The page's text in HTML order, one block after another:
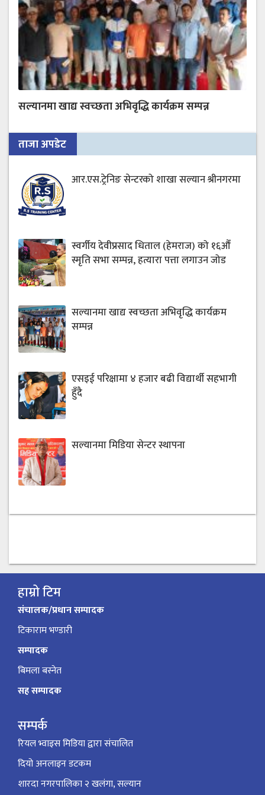
सल्यानमा खाद्य स्वच्छता अभिवृद्धि कार्यक्रम सम्पन्न
ताजा अपडेट
आर.एस.ट्रेनिङ सेन्टरको शाखा सल्यान श्रीनगरमा
स्वर्गीय देवीप्रसाद धिताल (हेमराज) को १६औँ
स्मृति सभा सम्पन्न, हत्यारा पत्ता लगाउन जोड
सल्यानमा खाद्य स्वच्छता अभिवृद्धि कार्यक्रम
सम्पन्न
एसइई परिक्षामा ४ हजार बढी विद्यार्थी सहभागी
हुँदै
सल्यानमा मिडिया सेन्टर स्थापना
हाम्रो टिम
संचालक/प्रधान सम्पादक
टिकाराम भण्डारी
सम्पादक
बिमला बस्नेत
सह सम्पादक
सम्पर्क
रियल भ्वाइस मिडिया द्वारा संचालित
दियो अनलाइन डटकम
शारदा नगरपालिका २ खलंगा, सल्यान